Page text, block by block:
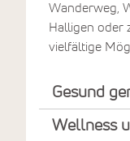
Wanderweg,
Halligen oder
vielfältige
Gesund
Wellness